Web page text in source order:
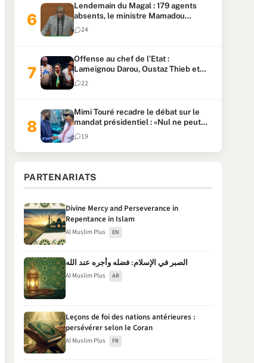
Lendemain du Magal : 179 agents
absents, le ministre Mamadou
Lamine Dianté exige des explications
24
Offense au chef de l’Etat :
Lameignou Darou, Oustaz Thieb et
Ndiaye Touba lourdement
condamnés
22
Mimi Touré recadre le débat sur le
mandat présidentiel : «Nul ne peut
faire plus de deux mandats
consécutifs de 5 ans»
19
PARTENARIATS
Divine Mercy and Perseverance in
Repentance in Islam
Al Muslim Plus EN
الصبر في الإسلام: فضله وأجره عند الله
Al Muslim Plus AR
Leçons de foi des nations antérieures :
persévérer selon le Coran
Al Muslim Plus FR